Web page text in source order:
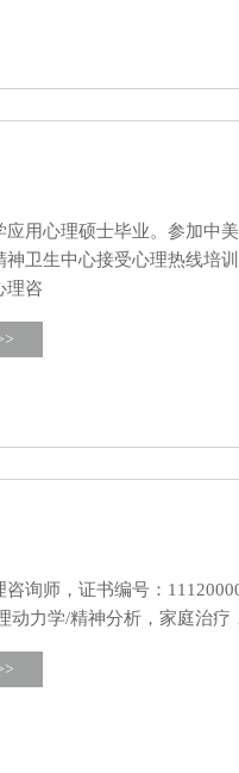
应用心理硕士毕业。参加中
神卫生中心接受心理热线培
理咨
咨询师，证书编号：
动力学/精神分析，家庭治疗